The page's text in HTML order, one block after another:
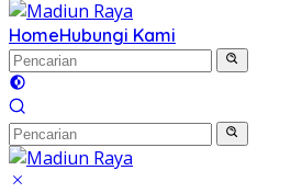
HomeHubungi Kami